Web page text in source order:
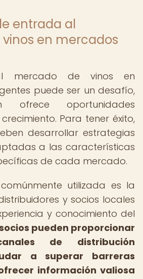
entrada al
en mercados
mercado de vinos en
puede ser un desafío,
ofrece oportunidades
Para tener éxito,
desarrollar estrategias
a las características
de cada mercado.
utilizada es la
y socios locales
y conocimiento del
pueden proporcionar
de distribución
a superar barreras
información valiosa